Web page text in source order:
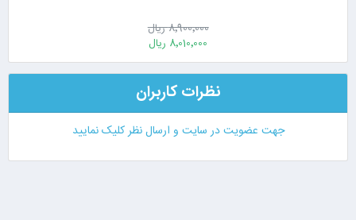
8٬900٬000 ریال
8٬010٬000 ریال
نظرات کاربران
جهت عضویت در سایت و ارسال نظر کلیک نمایید